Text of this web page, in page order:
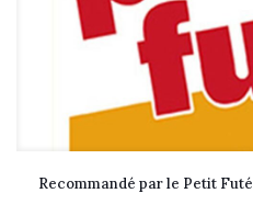
Recommandé par le Petit Futé